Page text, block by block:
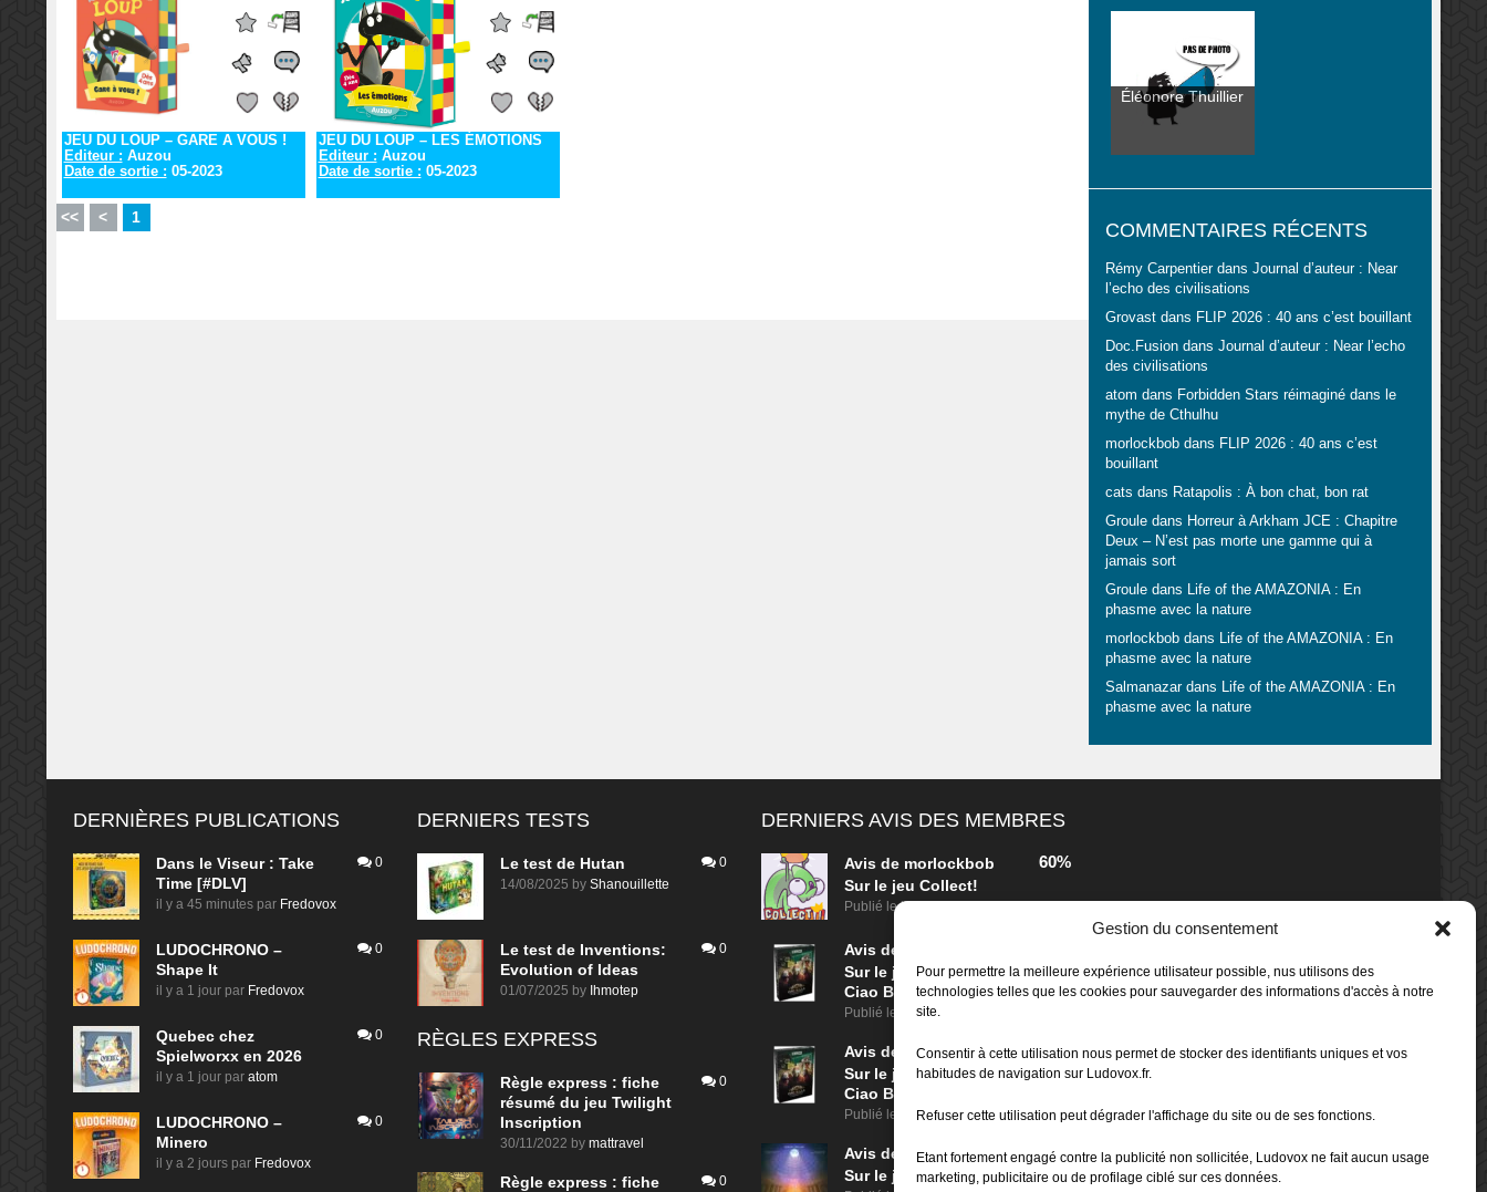
Gestion du consentement
Pour permettre la meilleure expérience utilisateur possible, nus utilisons des
technologies telles que les cookies pour sauvegarder des informations d'accès à notre
site.
Consentir à cette utilisation nous permet de stocker des identifiants uniques et vos
habitudes de navigation sur Ludovox.fr.
Refuser cette utilisation peut dégrader l'affichage du site ou de ses fonctions.
Etant fortement engagé contre la publicité non sollicitée, Ludovox ne fait aucun usage
marketing, publicitaire ou de profilage ciblé sur ces données.
JEU DU LOUP – GARE A VOUS !
Editeur : Auzou
Date de sortie : 05-2023
JEU DU LOUP – LES ÉMOTIONS
Editeur : Auzou
Date de sortie : 05-2023
<< < 1
Éléonore Thuillier
COMMENTAIRES RÉCENTS
Rémy Carpentierdans Journal d’auteur : Near
l’echo des civilisations
Grovastdans FLIP 2026 : 40 ans c’est bouillant
Doc.Fusiondans Journal d’auteur : Near l’echo
des civilisations
atom dans Forbidden Stars réimaginé dans le
mythe de Cthulhu
morlockbobdans FLIP 2026 : 40 ans c’est
bouillant
cats dans Ratapolis : À bon chat, bon rat
Grouledans Horreur à Arkham JCE : Chapitre
Deux – N’est pas morte une gamme qui à
jamais sort
Grouledans Life of the AMAZONIA : En
phasme avec la nature
morlockbobdans Life of the AMAZONIA : En
phasme avec la nature
Salmanazardans Life of the AMAZONIA : En
phasme avec la nature
DERNIÈRES PUBLICATIONS
Dans le Viseur : Take
Time [#DLV]
il y a 45 minutes par Fredovox
0
LUDOCHRONO –
Shape It
il y a 1 jour par Fredovox
0
Quebec chez
Spielworxx en 2026
il y a 1 jour par atom
0
LUDOCHRONO –
Minero
il y a 2 jours par Fredovox
0
DERNIERS TESTS
Le test de Hutan
14/08/2025 by Shanouillette
0
Le test de Inventions:
Evolution of Ideas
01/07/2025 by Ihmotep
0
RÈGLES EXPRESS
Règle express : fiche
résumé du jeu Twilight
Inscription
30/11/2022 by mattravel
0
Règle express : fiche 0
DERNIERS AVIS DES MEMBRES
Avis de morlockbob
Sur le jeu Collect!
Publié leil y a 12 heures
60%
Avis de
Sur le jeu Detective Box -
Ciao Bella
Publié le il y a 2 jours
Avis de
morlockbob
Sur le jeu Detective Box -
Ciao Bella
Publié le il y a 2 jours
80%
Avis de
morlockbob
Sur le jeu Aeterna
70%